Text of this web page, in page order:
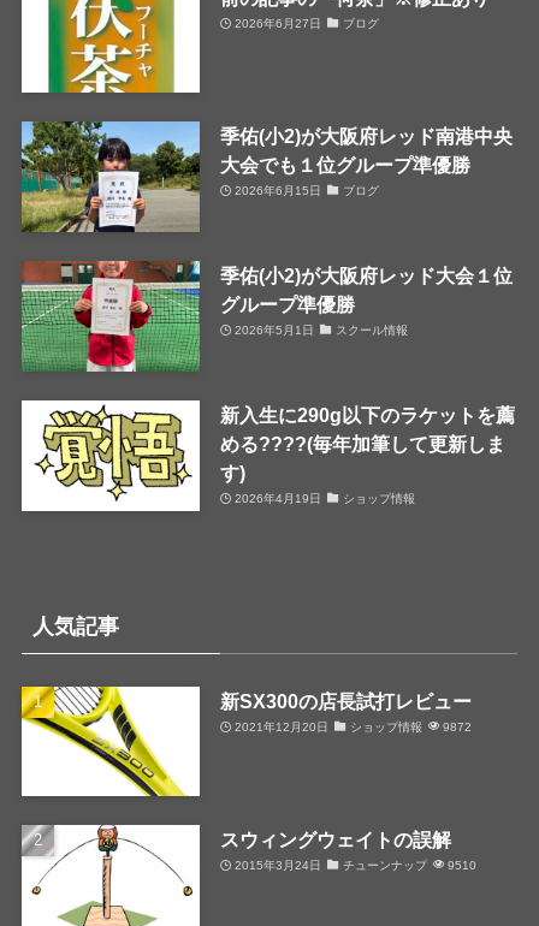
2026年6月27日 ブログ
季佑(小2)が大阪府レッド南港中央
大会でも１位グループ準優勝
2026年6月15日 ブログ
季佑(小2)が大阪府レッド大会１位
グループ準優勝
2026年5月1日 スクール情報
新入生に290g以下のラケットを薦
める????(毎年加筆して更新しま
す)
2026年4月19日 ショップ情報
人気記事
新SX300の店長試打レビュー
2021年12月20日 ショップ情報 9872
スウィングウェイトの誤解
2015年3月24日 チューンナップ 9510